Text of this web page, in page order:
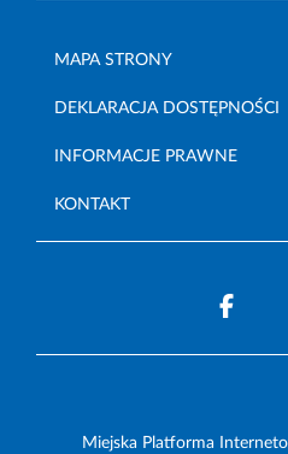
MAPA STRONY
DEKLARACJA DOSTĘPNOŚCI
INFORMACJE PRAWNE
KONTAKT
Miejska Platforma